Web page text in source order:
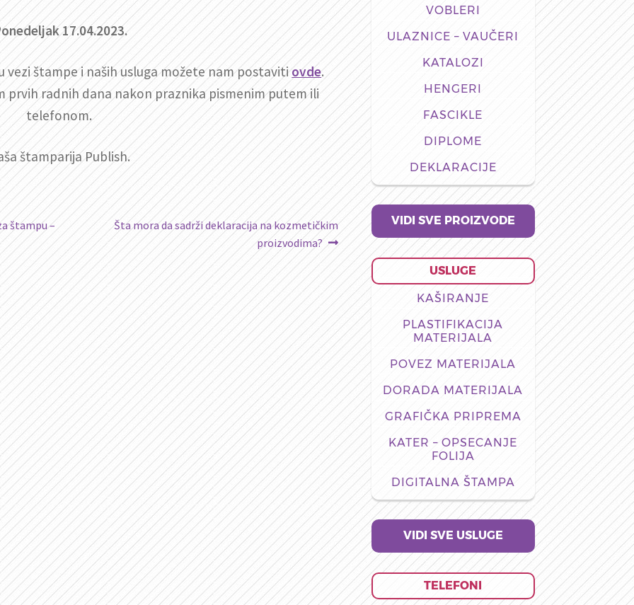
17.04.2023.
vezi štampe i naših usluga možete nam postaviti ovde.
radnih dana nakon praznika pismenim putem ili
telefonom.
štamparija Publish.
štampu –
Sledeći
članak:
Šta mora da sadrži deklaracija na kozmetičkim
proizvodima?
VOBLERI
ULAZNICE – VAUČERI
KATALOZI
HENGERI
FASCIKLE
DIPLOME
DEKLARACIJE
VIDI SVE PROIZVODE
USLUGE
KAŠIRANJE
PLASTIFIKACIJA
MATERIJALA
POVEZ MATERIJALA
DORADA MATERIJALA
GRAFIČKA PRIPREMA
KATER – OPSECANJE
FOLIJA
DIGITALNA ŠTAMPA
VIDI SVE USLUGE
TELEFONI